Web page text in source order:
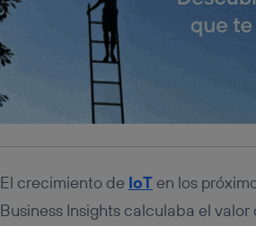
El crecimiento de IoTen los
Business Insights calculaba el